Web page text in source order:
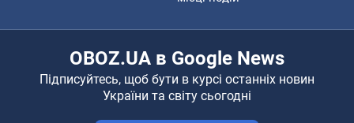
OBOZ.UA в Google News
Підписуйтесь, щоб бути в курсі останніх новин
України та світу сьогодні